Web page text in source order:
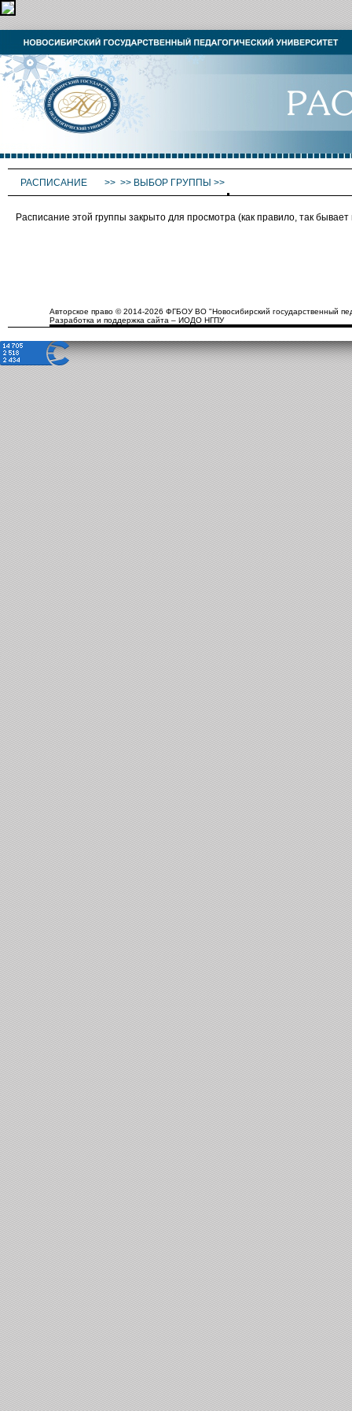
РАСПИСАНИЕ >> >> ВЫБОР ГРУППЫ >>
Расписание этой группы закрыто для просмотра (как правило, так
Авторское право © 2014-2026 ФГБОУ ВО "Новосибирский государственный
Разработка и поддержка сайта – ИОДО НГПУ